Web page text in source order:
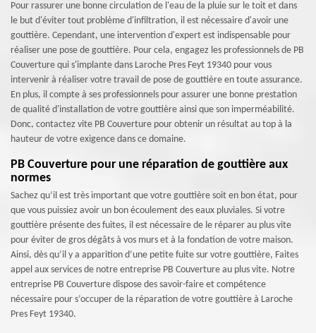
Pour rassurer une bonne circulation de l'eau de la pluie sur le toit et dans
le but d'éviter tout problème d'infiltration, il est nécessaire d'avoir une
gouttière. Cependant, une intervention d'expert est indispensable pour
réaliser une pose de gouttière. Pour cela, engagez les professionnels de PB
Couverture qui s'implante dans Laroche Pres Feyt 19340 pour vous
intervenir à réaliser votre travail de pose de gouttière en toute assurance.
En plus, il compte à ses professionnels pour assurer une bonne prestation
de qualité d'installation de votre gouttière ainsi que son imperméabilité.
Donc, contactez vite PB Couverture pour obtenir un résultat au top à la
hauteur de votre exigence dans ce domaine.
PB Couverture pour une réparation de gouttière aux
normes
Sachez qu’il est très important que votre gouttière soit en bon état, pour
que vous puissiez avoir un bon écoulement des eaux pluviales. Si votre
gouttière présente des fuites, il est nécessaire de le réparer au plus vite
pour éviter de gros dégâts à vos murs et à la fondation de votre maison.
Ainsi, dès qu’il y a apparition d’une petite fuite sur votre gouttière, Faites
appel aux services de notre entreprise PB Couverture au plus vite. Notre
entreprise PB Couverture dispose des savoir-faire et compétence
nécessaire pour s’occuper de la réparation de votre gouttière à Laroche
Pres Feyt 19340.